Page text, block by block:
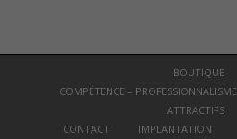
BOUTIQUE
COMPÉTENCE –
ATTRACTIFS
CONTACT
IMPLANTATION